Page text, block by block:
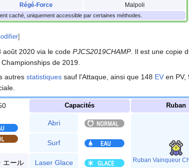
Régé-Force Malpoli
caché, uniquement accessible par certaines méthodes.
]
août 2020 via le code PJCS2019CHAMP. Il est une copie
de 2019.
autres statistiques sauf l'Attaque, ainsi que 148 EV en PV,
Capacités Ruban
Abri
Ruban Vainqueur
Surf
エール Laser Glace